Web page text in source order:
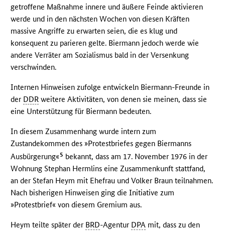
getroffene Maßnahme innere und äußere Feinde aktivieren
werde und in den nächsten Wochen von diesen Kräften
massive Angriffe zu erwarten seien, die es klug und
konsequent zu parieren gelte. Biermann jedoch werde wie
andere Verräter am Sozialismus bald in der Versenkung
verschwinden.
Internen Hinweisen zufolge entwickeln Biermann-Freunde in
der DDR weitere Aktivitäten, von denen sie meinen, dass sie
eine Unterstützung für Biermann bedeuten.
In diesem Zusammenhang wurde intern zum
Zustandekommen des »Protestbriefes gegen Biermanns
Ausbürgerung« 5 bekannt, dass am 17. November 1976 in der
Wohnung Stephan Hermlins eine Zusammenkunft stattfand,
an der Stefan Heym mit Ehefrau und Volker Braun teilnahmen.
Nach bisherigen Hinweisen ging die Initiative zum
»Protestbrief« von diesem Gremium aus.
Heym teilte später der BRD-Agentur DPA mit, dass zu den